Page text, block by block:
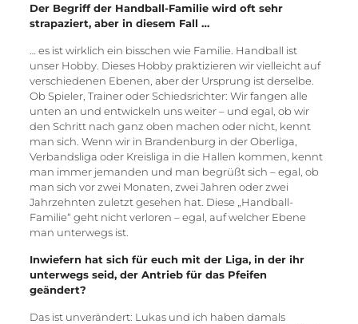
Der Begriff der Handball-Familie wird oft sehr
strapaziert, aber in diesem Fall …
… es ist wirklich ein bisschen wie Familie. Handball ist
unser Hobby. Dieses Hobby praktizieren wir vielleicht auf
verschiedenen Ebenen, aber der Ursprung ist derselbe.
Ob Spieler, Trainer oder Schiedsrichter: Wir fangen alle
unten an und entwickeln uns weiter – und egal, ob wir
den Schritt nach ganz oben machen oder nicht, kennt
man sich. Wenn wir in Brandenburg in der Oberliga,
Verbandsliga oder Kreisliga in die Hallen kommen, kennt
man immer jemanden und man begrüßt sich – egal, ob
man sich vor zwei Monaten, zwei Jahren oder zwei
Jahrzehnten zuletzt gesehen hat. Diese „Handball-
Familie“ geht nicht verloren – egal, auf welcher Ebene
man unterwegs ist.
Inwiefern hat sich für euch mit der Liga, in der ihr
unterwegs seid, der Antrieb für das Pfeifen
geändert?
Das ist unverändert: Lukas und ich haben damals